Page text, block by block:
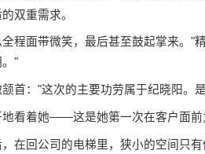
双重需求。
程面带微笑，最后甚至鼓起掌来。"
。"
首："这次的主要功劳属于纪晓阳。
看着她——这是她第一次在客户面前
在回公司的电梯里，狭小的空间只